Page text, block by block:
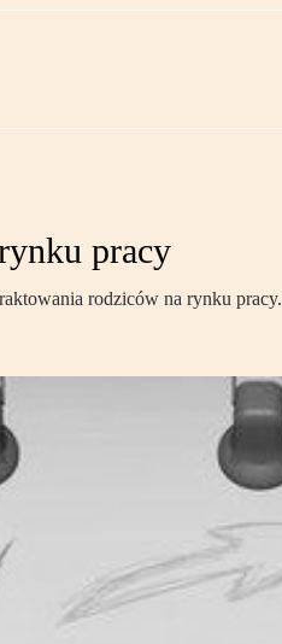
pracy
rodziców na rynku pracy.